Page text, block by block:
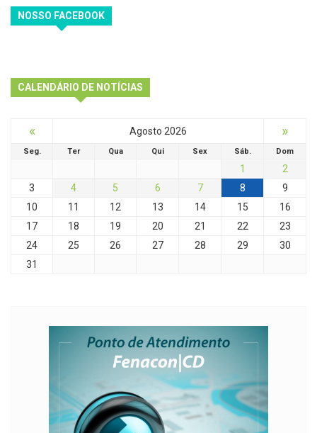
NOSSO FACEBOOK
CALENDÁRIO DE NOTÍCIAS
« Agosto 2026 »
Seg. Ter Qua Qui Sex Sáb. Dom
1
2
3
4 5 6 7 8
9
10
11 12 13 14 15
16
17
18 19 20 21 22
23
24
25 26 27 28 29
30
31